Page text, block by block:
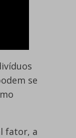
se
fator, a